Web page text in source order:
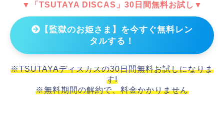
▼「TSUTAYA DISCAS」30日間無料お試し▼
【監獄のお姫さま】を今すぐ無料レン
タルする！
※TSUTAYAディスカスの30日間無料お試しになりま
す!
※無料期間の解約で、料金かかりません